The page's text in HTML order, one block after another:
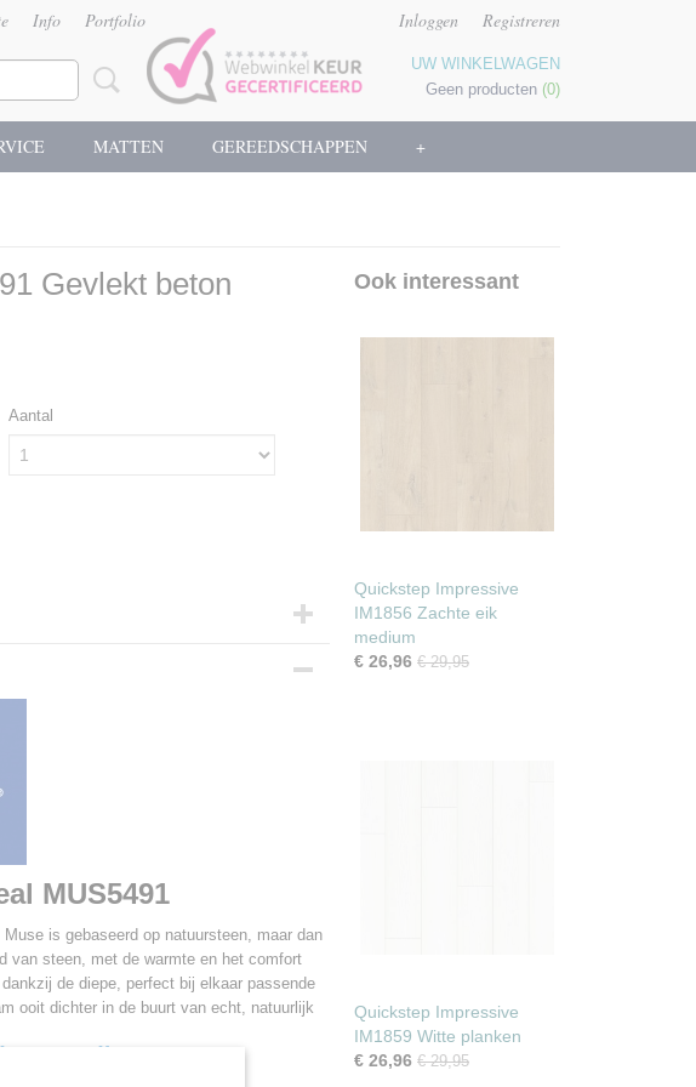
Info Portfolio Inloggen Registreren
UW WINKELWAGEN
Geen producten (0)
MATTEN GEREEDSCHAPPEN +
Gevlekt beton
Aantal
MUS5491
is gebaseerd op natuursteen, maar dan
van steen, met de warmte en het comfort
de diepe, perfect bij elkaar passende
ooit dichter in de buurt van echt, natuurlijk
goedkoper?
Ook interessant
Quickstep Impressive
IM1856 Zachte eik
medium
€ 26,96 € 29,95
Quickstep Impressive
IM1859 Witte planken
€ 26,96 € 29,95